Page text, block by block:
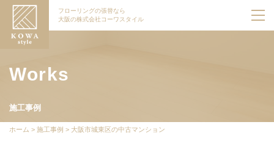
フローリングの張替なら
大阪の株式会社コーワスタイル
Works
施工事例
ホーム > 施工事例 > 大阪市城東区の中古マンション